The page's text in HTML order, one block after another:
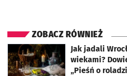
ZOBACZ RÓWNIEŻ
Jak jadali
wiekami?
„Pieśń o
otworzy się w nowej karcie